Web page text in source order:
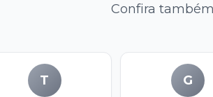
Confira
T G